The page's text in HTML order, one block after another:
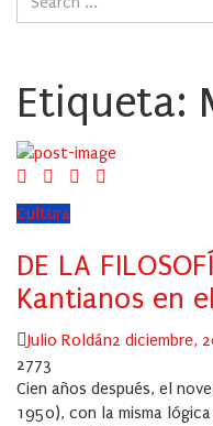
Etiqueta:
Cultura
DE LA
Kantianos en
Author
Julio RoldánPosted
2 diciembre,
2773
Cien años después, el
1950), con la misma